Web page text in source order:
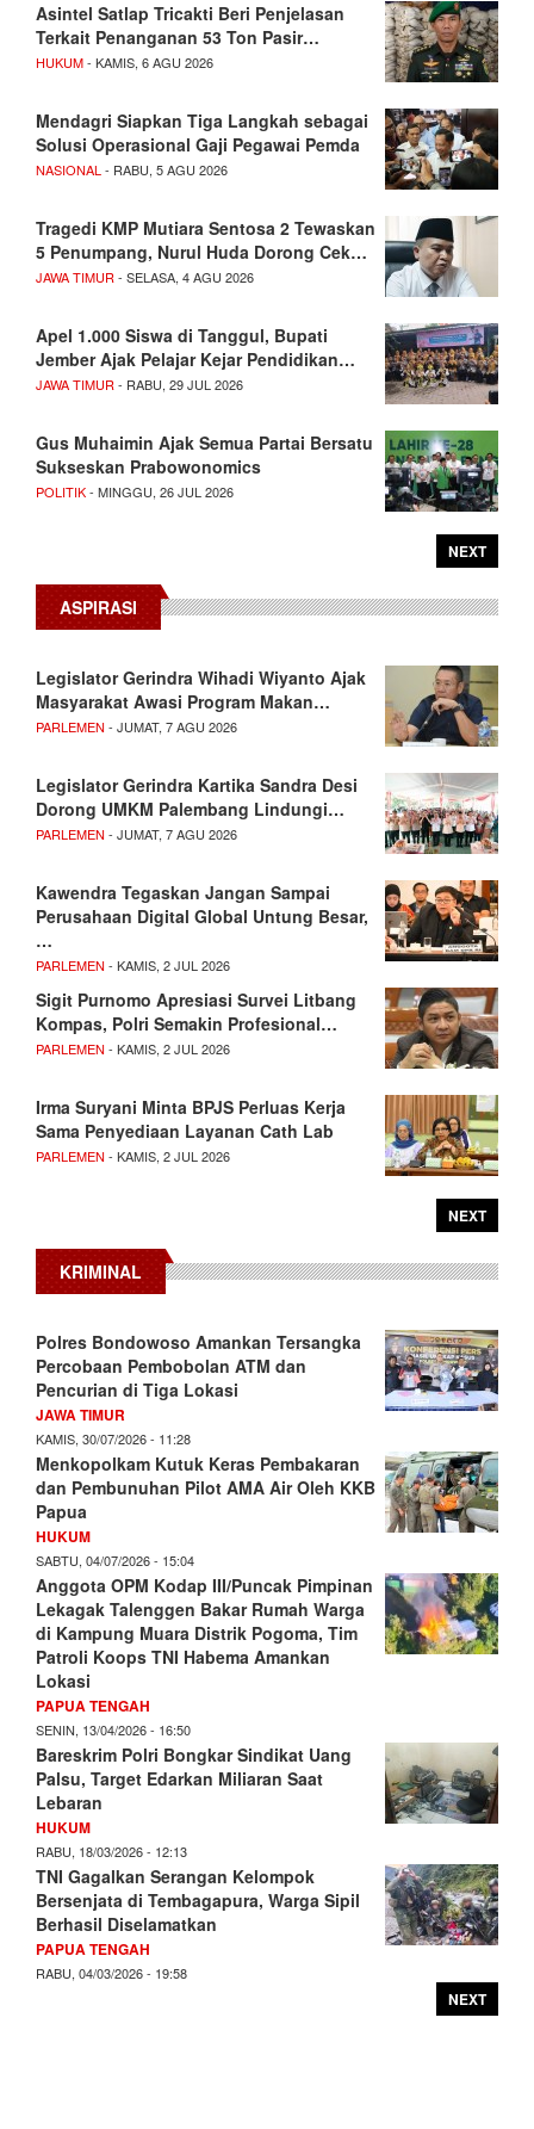
Asintel Satlap Tricakti Beri Penjelasan
Terkait Penanganan 53 Ton Pasir…
HUKUM- KAMIS, 6 AGU 2026
Mendagri Siapkan Tiga Langkah sebagai
Solusi Operasional Gaji Pegawai Pemda
NASIONAL - RABU, 5 AGU 2026
Tragedi KMP Mutiara Sentosa 2 Tewaskan
5 Penumpang, Nurul Huda Dorong Cek…
JAWA TIMUR - SELASA, 4 AGU 2026
Apel 1.000 Siswa di Tanggul, Bupati
Jember Ajak Pelajar Kejar Pendidikan…
JAWA TIMUR - RABU, 29 JUL 2026
Gus Muhaimin Ajak Semua Partai Bersatu
Sukseskan Prabowonomics
POLITIK- MINGGU, 26 JUL 2026
NEXT
ASPIRASI
Legislator Gerindra Wihadi Wiyanto Ajak
Masyarakat Awasi Program Makan…
PARLEMEN - JUMAT, 7 AGU 2026
Legislator Gerindra Kartika Sandra Desi
Dorong UMKM Palembang Lindungi…
PARLEMEN - JUMAT, 7 AGU 2026
Kawendra Tegaskan Jangan Sampai
Perusahaan Digital Global Untung Besar,
…
PARLEMEN - KAMIS, 2 JUL 2026
Sigit Purnomo Apresiasi Survei Litbang
Kompas, Polri Semakin Profesional…
PARLEMEN - KAMIS, 2 JUL 2026
Irma Suryani Minta BPJS Perluas Kerja
Sama Penyediaan Layanan Cath Lab
PARLEMEN - KAMIS, 2 JUL 2026
NEXT
KRIMINAL
Polres Bondowoso Amankan Tersangka
Percobaan Pembobolan ATM dan
Pencurian di Tiga Lokasi
JAWA TIMUR
KAMIS, 30/07/2026 - 11:28
Menkopolkam Kutuk Keras Pembakaran
dan Pembunuhan Pilot AMA Air Oleh KKB
Papua
HUKUM
SABTU, 04/07/2026 - 15:04
Anggota OPM Kodap III/Puncak Pimpinan
Lekagak Talenggen Bakar Rumah Warga
di Kampung Muara Distrik Pogoma, Tim
Patroli Koops TNI Habema Amankan
Lokasi
PAPUA TENGAH
SENIN, 13/04/2026 - 16:50
Bareskrim Polri Bongkar Sindikat Uang
Palsu, Target Edarkan Miliaran Saat
Lebaran
HUKUM
RABU, 18/03/2026 - 12:13
TNI Gagalkan Serangan Kelompok
Bersenjata di Tembagapura, Warga Sipil
Berhasil Diselamatkan
PAPUA TENGAH
RABU, 04/03/2026 - 19:58
NEXT